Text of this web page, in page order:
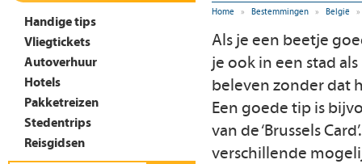
Handige tips
Vliegtickets
Autoverhuur
Hotels
Pakketreizen
Stedentrips
Reisgidsen
Home » Bestemmingen » België »
Als je een beetje
je ook in een stad
beleven zonder dat
Een goede tip is
van de ‘Brussels
verschillende